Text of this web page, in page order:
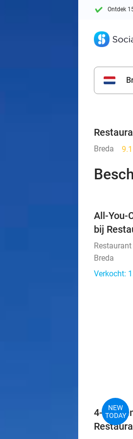
Ontdek
Breda 9.1
All-You-
bij
Breda
Verkocht:
NEW
TODAY
4-